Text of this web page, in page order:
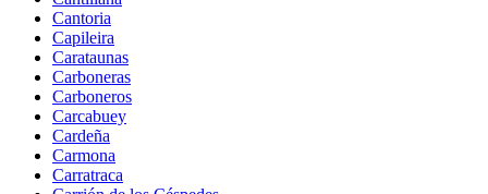
Cantoria
Capileira
Carataunas
Carboneras
Carboneros
Carcabuey
Cardeña
Carmona
Carratraca